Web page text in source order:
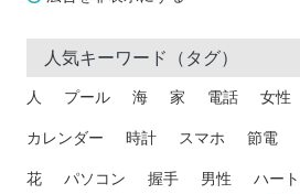
人気キーワード（タグ）
人 プール 海 家 電話 女性
カレンダー 時計 スマホ 節電
花 パソコン 握手 男性 ハート